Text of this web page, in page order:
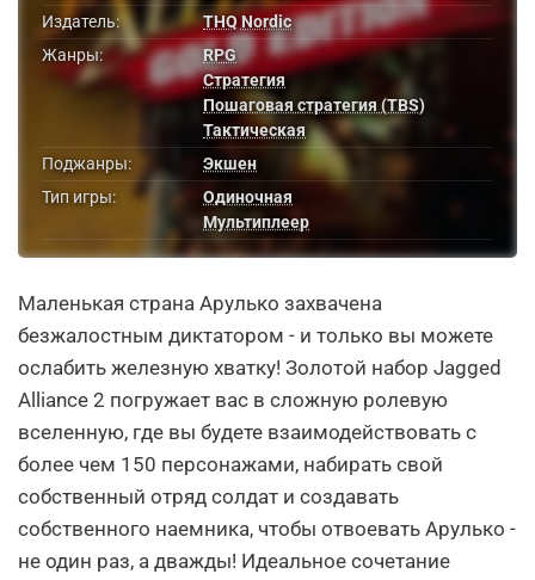
Издатель:
THQ Nordic
Жанры:
RPG
Стратегия
Пошаговая стратегия (TBS)
Тактическая
Поджанры:
Экшен
Тип игры:
Одиночная
Мультиплеер
Маленькая страна Арулько захвачена
безжалостным диктатором - и только вы можете
ослабить железную хватку! Золотой набор Jagged
Alliance 2 погружает вас в сложную ролевую
вселенную, где вы будете взаимодействовать с
более чем 150 персонажами, набирать свой
собственный отряд солдат и создавать
собственного наемника, чтобы отвоевать Арулько -
не один раз, а дважды! Идеальное сочетание